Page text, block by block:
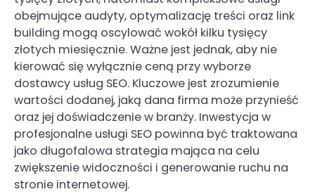
obejmujące audyty, optymalizację treści oraz link
building mogą oscylować wokół kilku tysięcy
złotych miesięcznie. Ważne jest jednak, aby nie
kierować się wyłącznie ceną przy wyborze
dostawcy usług SEO. Kluczowe jest zrozumienie
wartości dodanej, jaką dana firma może przynieść
oraz jej doświadczenie w branży. Inwestycja w
profesjonalne usługi SEO powinna być traktowana
jako długofalowa strategia mająca na celu
zwiększenie widoczności i generowanie ruchu na
stronie internetowej.